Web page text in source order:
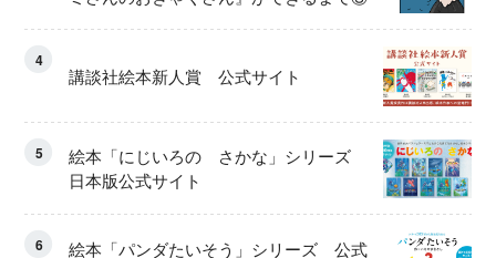
4
講談社絵本新人賞 公式サイト
5
絵本「にじいろの さかな」シリーズ
日本版公式サイト
6
絵本「パンダたいそう」シリーズ 公式